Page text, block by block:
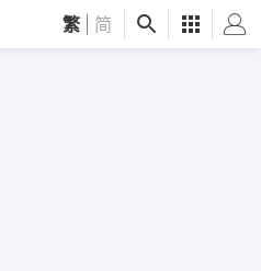
繁 简